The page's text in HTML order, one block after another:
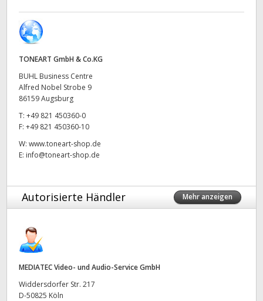
United States
TONEART GmbH & Co.KG
BUHL Business Centre
Alfred Nobel Strobe 9
86159 Augsburg
T: +49 821 450360-0
F: +49 821 450360-10
W: www.toneart-shop.de
E: info@toneart-shop.de
Autorisierte Händler Mehr anzeigen
MEDIATEC Video- und Audio-Service GmbH
Widdersdorfer Str. 217
D-50825 Köln